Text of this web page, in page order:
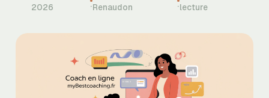
2026
·Renaudon
·lecture